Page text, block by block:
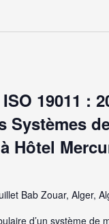
19011 :
Systèmes
Hôtel
Bab Zouar, Alger,
d’un système de